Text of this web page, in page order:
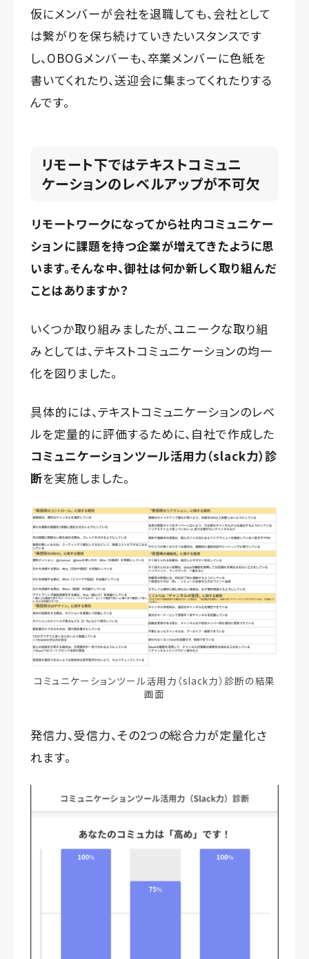
仮にメンバーが会社を退職しても、会社として
は繋がりを保ち続けていきたいスタンスです
し、OBOGメンバーも、卒業メンバーに色紙を
書いてくれたり、送迎会に集まってくれたりする
んです。
リモート下ではテキストコミュニ
ケーションのレベルアップが不可欠
リモートワークになってから社内コミュニケー
ションに課題を持つ企業が増えてきたように思
います。そんな中、御社は何か新しく取り組んだ
ことはありますか？
いくつか取り組みましたが、ユニークな取り組
みとしては、テキストコミュニケーションの均一
化を図りました。
具体的には、テキストコミュニケーションのレベ
ルを定量的に評価するために、自社で作成した
コミュニケーションツール活用力（slack力）診
断を実施しました。
コミュニケーションツール活用力（slack力）診断の結果
画面
発信力、受信力、その2つの総合力が定量化さ
れます。